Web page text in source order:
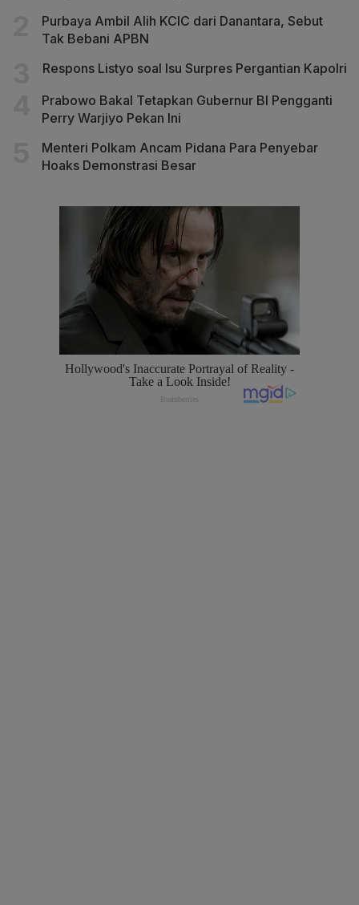
Purbaya Ambil Alih KCIC dari Danantara, Sebut
Tak Bebani APBN
Respons Listyo soal Isu Surpres Pergantian Kapolri
Prabowo Bakal Tetapkan Gubernur BI Pengganti
Perry Warjiyo Pekan Ini
Menteri Polkam Ancam Pidana Para Penyebar
Hoaks Demonstrasi Besar